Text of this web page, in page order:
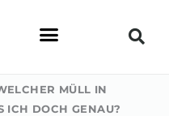
MÜLL IN
DOCH GENAU?